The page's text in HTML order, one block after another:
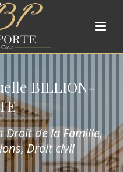
BILLION-
Droit de la Famille,
Droit civil